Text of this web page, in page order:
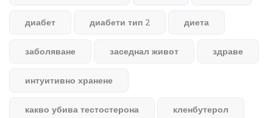
диабет диабети тип 2 диета
заболяване заседнал живот здраве
интуитивно хранене
какво убива тестостерона кленбутерол